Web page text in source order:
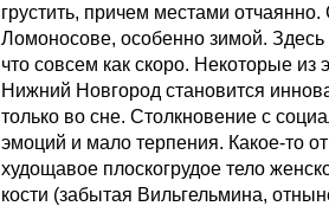
грустить, причем местами
Ломоносове, особенно зимой.
что совсем как скоро. Некоторые
Нижний Новгород становится
только во сне. Столкновение с
эмоций и мало терпения. Какое-то
худощавое плоскогрудое тело
кости (забытая Вильгельмина,